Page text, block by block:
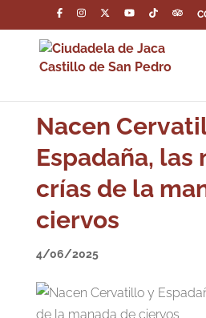
Nacen
Espadaña, las
crías de la
ciervos
4/06/2025